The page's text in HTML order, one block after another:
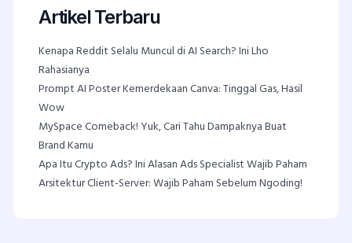
Artikel Terbaru
Kenapa Reddit Selalu Muncul di AI Search? Ini Lho
Rahasianya
Prompt AI Poster Kemerdekaan Canva: Tinggal Gas, Hasil
Wow
MySpace Comeback! Yuk, Cari Tahu Dampaknya Buat
Brand Kamu
Apa Itu Crypto Ads? Ini Alasan Ads Specialist Wajib Paham
Arsitektur Client-Server: Wajib Paham Sebelum Ngoding!